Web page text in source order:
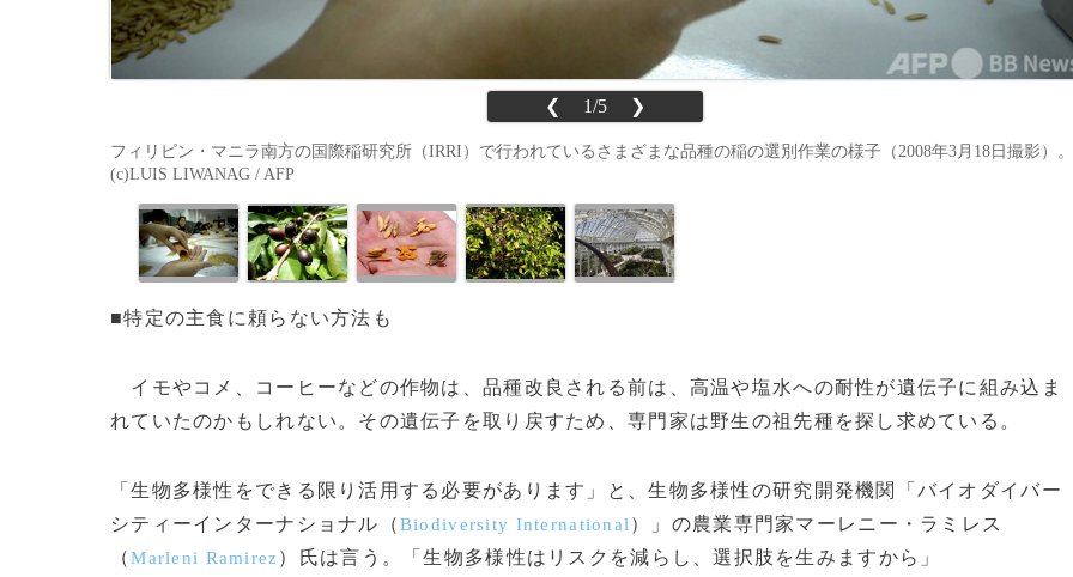
❮ 1/5 ❯
フィリピン・マニラ南方の国際稲研究所（IRRI）で行われているさまざまな品種の稲の選別作業の様子（2008年3月18日撮影）。
(c)LUIS LIWANAG / AFP
■特定の主食に頼らない方法も
イモやコメ、コーヒーなどの作物は、品種改良される前は、高温や塩水への耐性が遺伝子に組み込ま
れていたのかもしれない。その遺伝子を取り戻すため、専門家は野生の祖先種を探し求めている。
「生物多様性をできる限り活用する必要があります」と、生物多様性の研究開発機関「バイオダイバー
シティーインターナショナル（Biodiversity International ）」の農業専門家マーレニー・ラミレス
（Marleni Ramirez）氏は言う。「生物多様性はリスクを減らし、選択肢を生みますから」